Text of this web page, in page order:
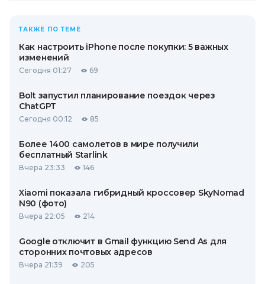
ТАКЖЕ ПО ТЕМЕ
Как настроить iPhone после покупки: 5 важных
изменений
Сегодня 01:27 69
Bolt запустил планирование поездок через
ChatGPT
Сегодня 00:12 85
Более 1400 самолетов в мире получили
бесплатный Starlink
Вчера 23:33 146
Xiaomi показала гибридный кроссовер SkyNomad
N90 (фото)
Вчера 22:05 214
Google отключит в Gmail функцию Send As для
сторонних почтовых адресов
Вчера 21:39 205